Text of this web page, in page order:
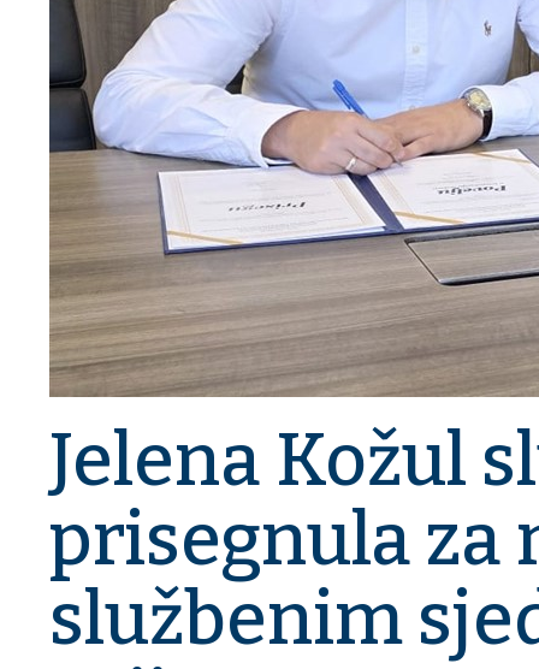
Jelena Kožul
prisegnula za
službenim